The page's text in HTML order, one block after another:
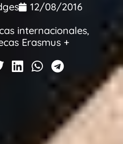
12/08/2016
internacionales,
Erasmus +